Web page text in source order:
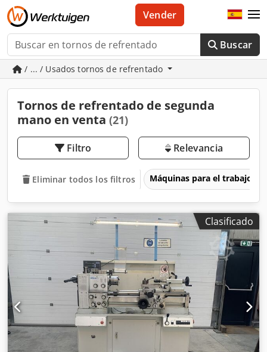
Buscar
Vender
/ ... / Usados tornos de refrentado
Tornos de refrentado de segunda
mano en venta (21)
Filtro Relevancia
Eliminar todos los filtros Máquinas para el trabajo
Clasificado